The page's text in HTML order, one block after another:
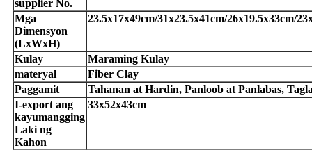
supplier No.
Mga
Dimensyon
(LxWxH)
23.5x17x49cm/31x23.5x41cm/26x19.5x33cm/
Kulay
Maraming Kulay
materyal
Fiber Clay
Paggamit
Tahanan at Hardin, Panloob at Panlabas,
I-export ang
kayumangging
Laki ng
Kahon
33x52x43cm